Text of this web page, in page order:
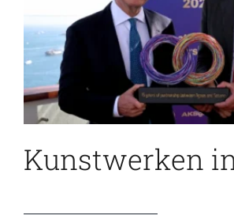
Kunstwerken